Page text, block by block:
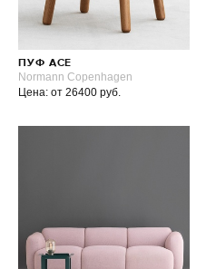
ПУФ ACE
Normann Copenhagen
Цена: от 26400 руб.